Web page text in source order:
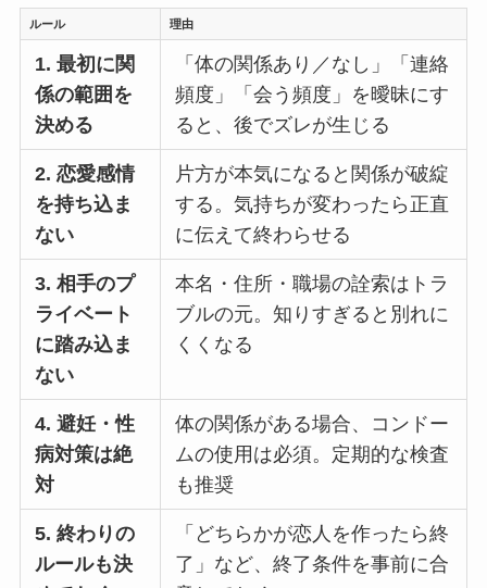
ルール 理由
1. 最初に関
係の範囲を
決める
「体の関係あり／なし」「連絡
頻度」「会う頻度」を曖昧にす
ると、後でズレが生じる
2. 恋愛感情
を持ち込ま
ない
片方が本気になると関係が破綻
する。気持ちが変わったら正直
に伝えて終わらせる
3. 相手のプ
ライベート
に踏み込ま
ない
本名・住所・職場の詮索はトラ
ブルの元。知りすぎると別れに
くくなる
4. 避妊・性
病対策は絶
対
体の関係がある場合、コンドー
ムの使用は必須。定期的な検査
も推奨
5. 終わりの
ルールも決
「どちらかが恋人を作ったら終
了」など、終了条件を事前に合